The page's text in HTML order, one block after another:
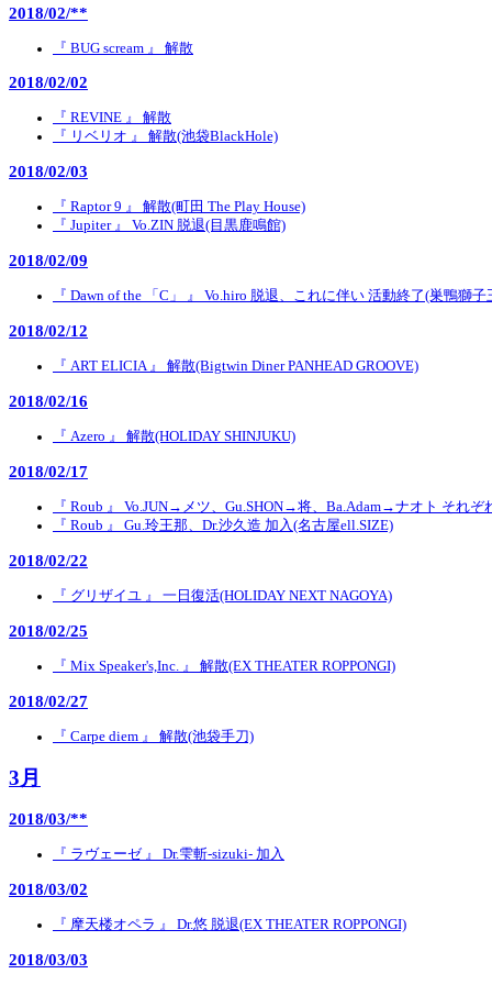
2018/02/**
『 BUG scream 』 解散
2018/02/02
『 REVINE 』 解散
『 リベリオ 』 解散(池袋BlackHole)
2018/02/03
『 Raptor 9 』 解散(町田 The Play House)
『 Jupiter 』 Vo.ZIN 脱退(目黒鹿鳴館)
2018/02/09
『 Dawn of the 「C」 』 Vo.hiro 脱退、これに伴い 活動終了(巣鴨獅子
2018/02/12
『 ART ELICIA 』 解散(Bigtwin Diner PANHEAD GROOVE)
2018/02/16
『 Azero 』 解散(HOLIDAY SHINJUKU)
2018/02/17
『 Roub 』 Vo.JUN→メツ、Gu.SHON→将、Ba.Adam→ナオト それぞ
『 Roub 』 Gu.玲王那、Dr.沙久造 加入(名古屋ell.SIZE)
2018/02/22
『 グリザイユ 』 一日復活(HOLIDAY NEXT NAGOYA)
2018/02/25
『 Mix Speaker's,Inc. 』 解散(EX THEATER ROPPONGI)
2018/02/27
『 Carpe diem 』 解散(池袋手刀)
3月
2018/03/**
『 ラヴェーゼ 』 Dr.雫斬-sizuki- 加入
2018/03/02
『 摩天楼オペラ 』 Dr.悠 脱退(EX THEATER ROPPONGI)
2018/03/03